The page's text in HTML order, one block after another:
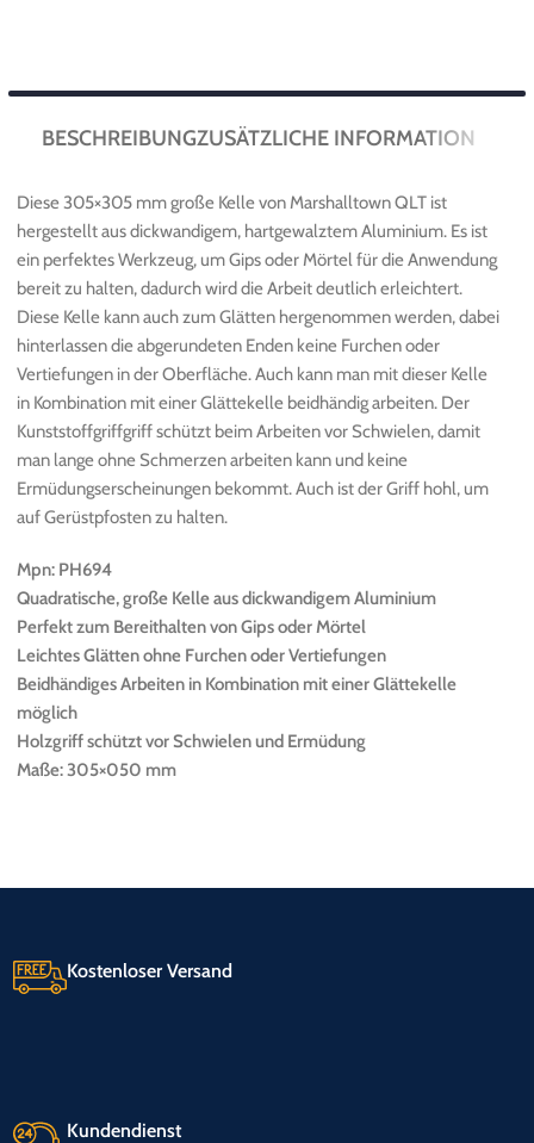
BESCHREIBUNGZUSÄTZLICHE INFORMATION
Diese 305×305 mm große Kelle von Marshalltown QLT ist
hergestellt aus dickwandigem, hartgewalztem Aluminium. Es ist
ein perfektes Werkzeug, um Gips oder Mörtel für die Anwendung
bereit zu halten, dadurch wird die Arbeit deutlich erleichtert.
Diese Kelle kann auch zum Glätten hergenommen werden, dabei
hinterlassen die abgerundeten Enden keine Furchen oder
Vertiefungen in der Oberfläche. Auch kann man mit dieser Kelle
in Kombination mit einer Glättekelle beidhändig arbeiten. Der
Kunststoffgriffgriff schützt beim Arbeiten vor Schwielen, damit
man lange ohne Schmerzen arbeiten kann und keine
Ermüdungserscheinungen bekommt. Auch ist der Griff hohl, um
auf Gerüstpfosten zu halten.
Mpn: PH694
Quadratische, große Kelle aus dickwandigem Aluminium
Perfekt zum Bereithalten von Gips oder Mörtel
Leichtes Glätten ohne Furchen oder Vertiefungen
Beidhändiges Arbeiten in Kombination mit einer Glättekelle
möglich
Holzgriff schützt vor Schwielen und Ermüdung
Maße: 305×050 mm
Kostenloser Versand
Kundendienst